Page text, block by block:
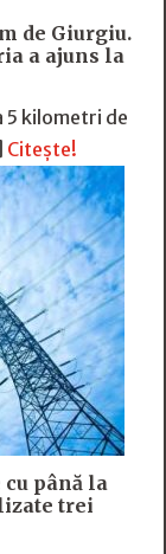
de Giurgiu.
a ajuns la
5 kilometri de
Citește!
până la
trei